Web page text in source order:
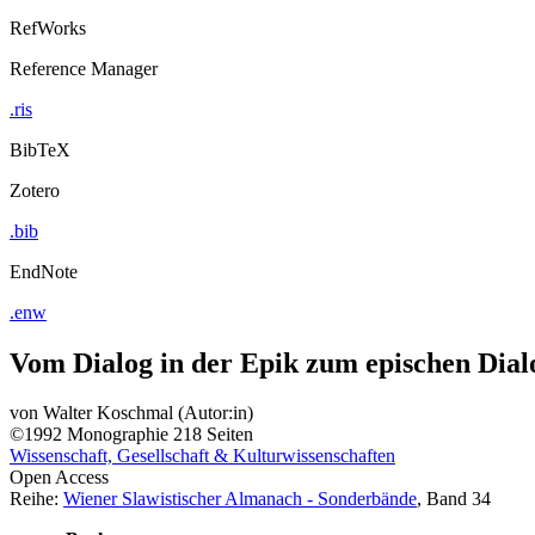
RefWorks
Reference Manager
.ris
BibTeX
Zotero
.bib
EndNote
.enw
Vom Dialog in der Epik zum epischen
von Walter Koschmal (Autor:in)
©1992 Monographie 218 Seiten
Wissenschaft, Gesellschaft & Kulturwissenschaften
Open Access
Reihe: Wiener Slawistischer Almanach - Sonderbände, Band 34